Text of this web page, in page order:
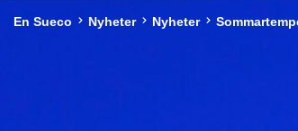
En Sueco Nyheter Nyheter